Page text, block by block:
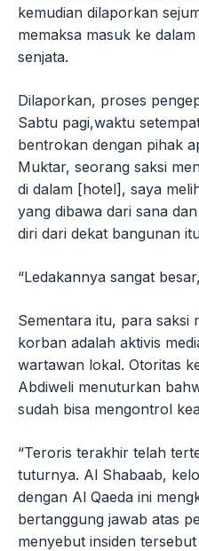
kemudian dilaporkan
memaksa masuk ke
senjata.
Dilaporkan, proses
Sabtu pagi,waktu
bentrokan dengan pihak
Muktar, seorang saksi
di dalam [hotel], saya
yang dibawa dari sana
diri dari dekat bangunan
“Ledakannya sangat
Sementara itu, para saksi
korban adalah aktivis
wartawan lokal. Otoritas
Abdiweli menuturkan
sudah bisa mengontrol
“Teroris terakhir telah
tuturnya. Al Shabaab,
dengan Al Qaeda ini
bertanggung jawab atas
menyebut insiden